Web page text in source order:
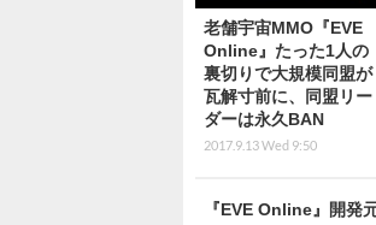
老舗宇宙MMO『EVE
Online』たった1人の
裏切りで大規模同盟が
瓦解寸前に、同盟リー
ダーは永久BAN
2017.9.13 Wed 9:50
『EVE Online』開発